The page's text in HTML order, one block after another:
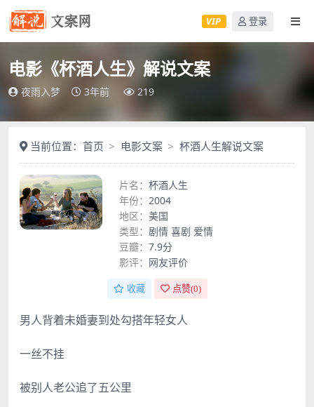
VIP 登录
电影《杯酒人生》解说文案
夜雨入梦 3年前 219
当前位置： 首页 电影文案 杯酒人生解说文案
片名： 杯酒人生
年份： 2004
地区： 美国
类型： 剧情 喜剧 爱情
豆瓣： 7.9分
影评： 网友评价
收藏 点赞(0)
男人背着未婚妻到处勾搭年轻女人
一丝不挂
被别人老公追了五公里